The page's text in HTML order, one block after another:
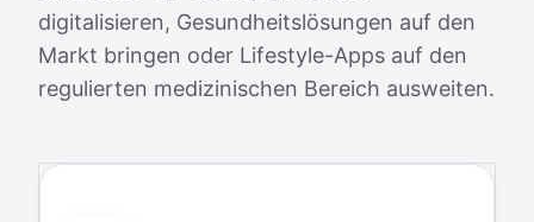
digitalisieren, Gesundheitslösungen auf den
Markt bringen oder Lifestyle-Apps auf den
regulierten medizinischen Bereich ausweiten.